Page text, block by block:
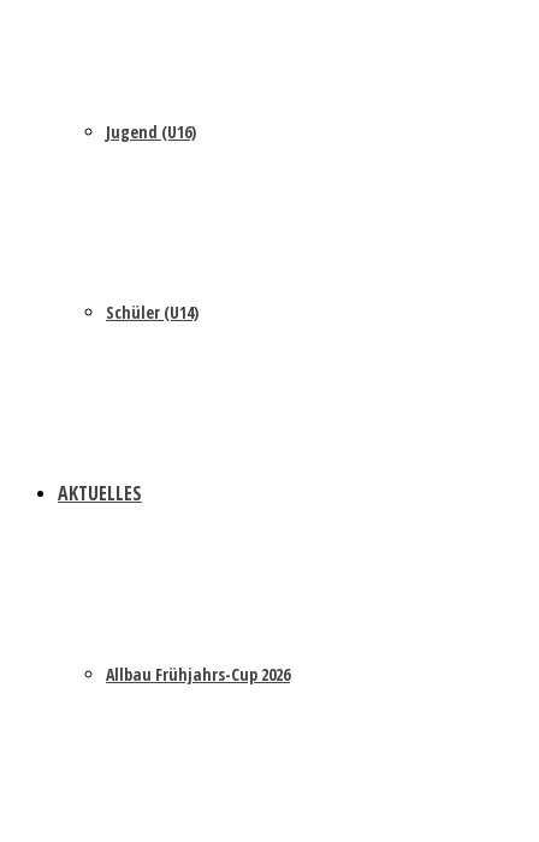
Jugend (U16)
Schüler (U14)
AKTUELLES
Allbau Frühjahrs-Cup 2026